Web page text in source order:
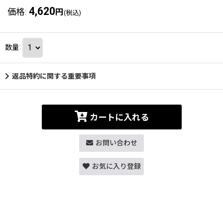
価格: 4,620 円 (税込)
数量:
返品特約に関する重要事項
カートに入れる
お問い合わせ
お気に入り登録